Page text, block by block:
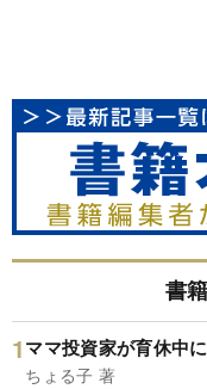
書
ママ投資家が育休中
ちょる子 著